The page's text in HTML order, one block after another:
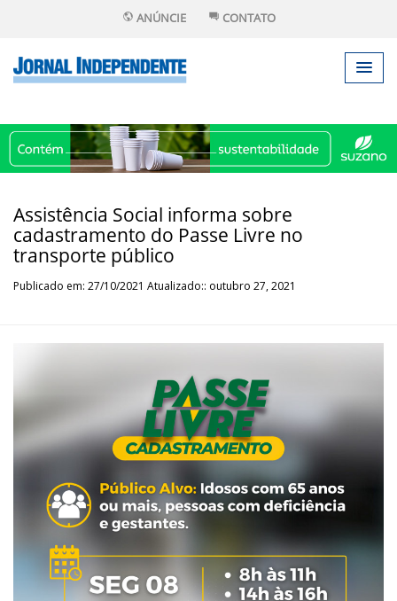
ANÚNCIE CONTATO
Assistência Social informa sobre
cadastramento do Passe Livre no
transporte público
Publicado em: 27/10/2021 Atualizado:: outubro 27, 2021